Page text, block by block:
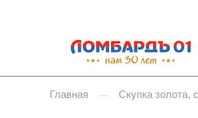
Главная — Скупка золота,